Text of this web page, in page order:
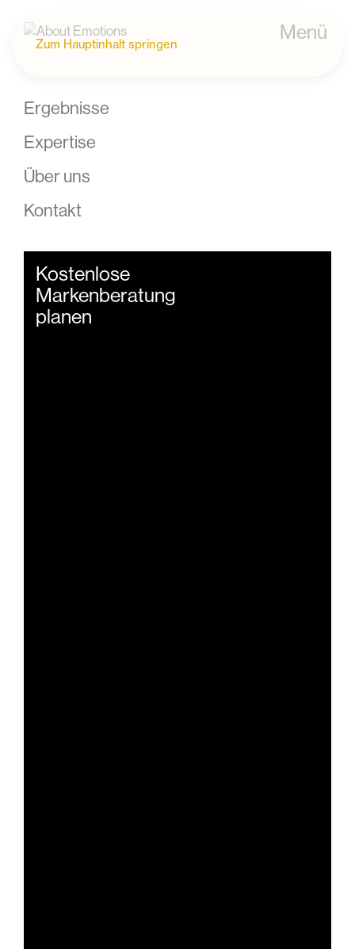
Zum Hauptinhalt springen
Menü
Ergebnisse
Expertise
Über uns
Kontakt
Kostenlose
Markenberatung
planen